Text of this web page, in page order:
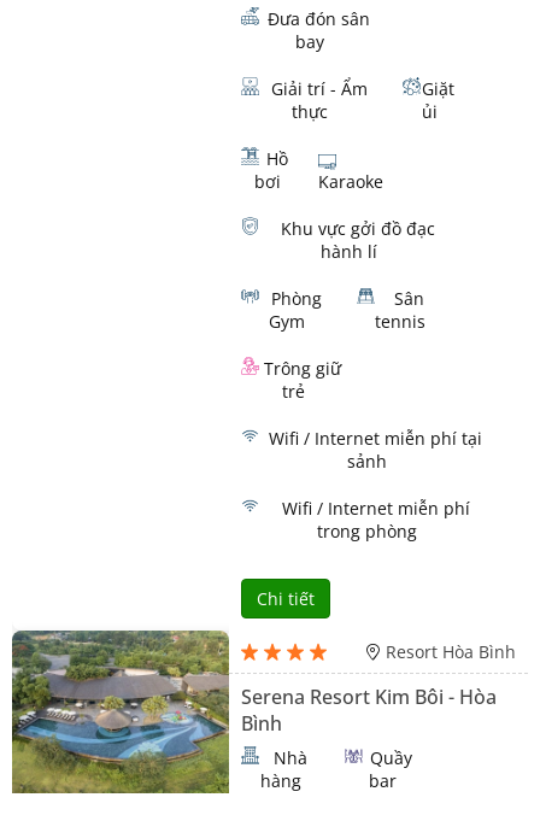
Đưa đón sân
bay
Giải trí - Ẩm
thực
Giặt
ủi
Hồ
bơi
Karaoke
Khu vực gởi đồ đạc
hành lí
Phòng
Gym
Sân
tennis
Trông giữ
trẻ
Wifi / Internet miễn phí tại
sảnh
Wifi / Internet miễn phí
trong phòng
Chi tiết
Resort Hòa Bình
Serena Resort Kim Bôi - Hòa
Bình
Nhà
hàng
Quầy
bar